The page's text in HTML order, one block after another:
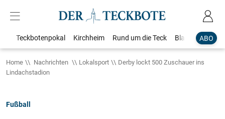
ABO
Teckbotenpokal Kirchheim Rund um die Teck Blaulicht
Home Nachrichten Lokalsport
Derby lockt 500 Zuschauer ins
Lindachstadion
Fußball